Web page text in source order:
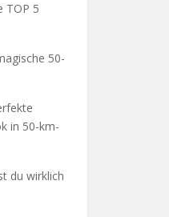
TOP 5
50-
in 50-km-
du wirklich